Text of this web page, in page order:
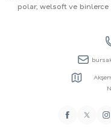
polar, welsoft ve